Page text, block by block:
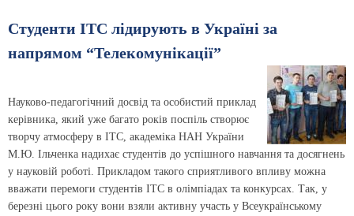
Студенти ІТС лідирують в Україні за
напрямом “Телекомунікації”
Науково-педагогічний досвід та особистий приклад
керівника, який уже багато років поспіль створює
творчу атмосферу в ІТС, академіка НАН України
М.Ю. Ільченка надихає студентів до успішного навчання та досягнень
у науковій роботі. Прикладом такого сприятливого впливу можна
вважати перемоги студентів ІТС в олімпіадах та конкурсах. Так, у
березні цього року вони взяли активну участь у Всеукраїнському